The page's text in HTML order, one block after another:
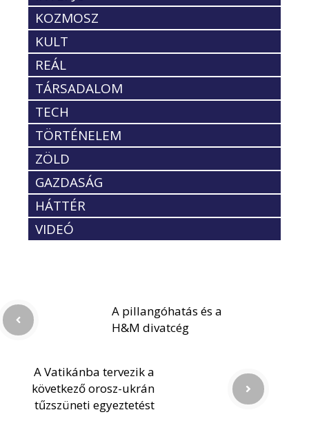
KOZMOSZ
KULT
REÁL
TÁRSADALOM
TECH
TÖRTÉNELEM
ZÖLD
GAZDASÁG
HÁTTÉR
VIDEÓ
A pillangóhatás és a
H&M divatcég
A Vatikánba tervezik a
következő orosz-ukrán
tűzszüneti egyeztetést